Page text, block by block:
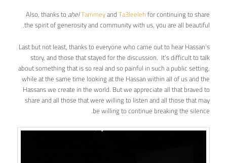
Also, thanks to ahelTammeyandTa3leelehfor continuing to share
the spirit of generosity and community with us, you are all beautiful.
Last but not least, thanks to everyone who came out to hear Hassan’s
story, and those that stayed for the discussion. It’s difficult to talk
about something that is so real and so painful in such a public setting,
while at the same time looking at the Hassan within all of us and the
Hassans we create in the world. But we appreciate all that braved to
share and all those that were willing to listen and all those that may
be willing to continue breaking the silence.